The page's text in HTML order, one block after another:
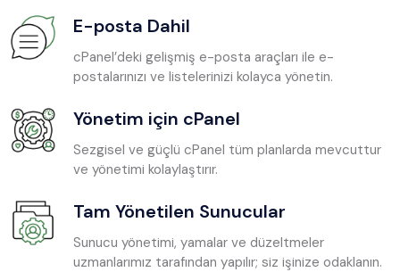
E-posta Dahil
cPanel’deki gelişmiş e-posta araçları ile e-
postalarınızı ve listelerinizi kolayca yönetin.
Yönetim için cPanel
Sezgisel ve güçlü cPanel tüm planlarda mevcuttur
ve yönetimi kolaylaştırır.
Tam Yönetilen Sunucular
Sunucu yönetimi, yamalar ve düzeltmeler
uzmanlarımız tarafından yapılır; siz işinize odaklanın.